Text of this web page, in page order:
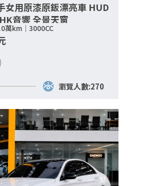
女用原漆原鈑漂亮車 HUD
音響 全景天窗
萬km｜3000CC
瀏覽人數:270